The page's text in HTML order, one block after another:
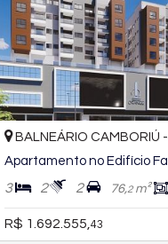
BALNEÁRIO CAMBORIÚ -
3 2 2 76,2m²
R$ 1.692.555, 43